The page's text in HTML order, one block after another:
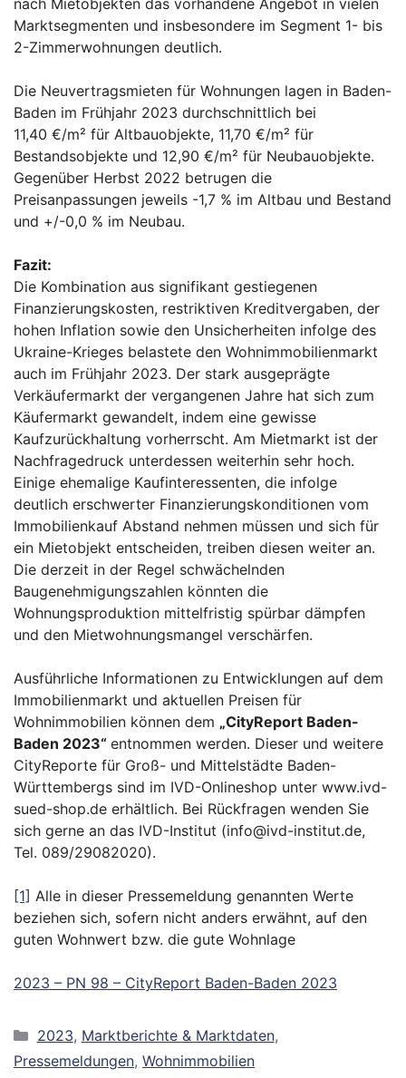
nach Mietobjekten das vorhandene Angebot in vielen
Marktsegmenten und insbesondere im Segment 1- bis
2-Zimmerwohnungen deutlich.
Die Neuvertragsmieten für Wohnungen lagen in Baden-
Baden im Frühjahr 2023 durchschnittlich bei
11,40 €/m² für Altbauobjekte, 11,70 €/m² für
Bestandsobjekte und 12,90 €/m² für Neubauobjekte.
Gegenüber Herbst 2022 betrugen die
Preisanpassungen jeweils -1,7 % im Altbau und Bestand
und +/-0,0 % im Neubau.
Fazit:
Die Kombination aus signifikant gestiegenen
Finanzierungskosten, restriktiven Kreditvergaben, der
hohen Inflation sowie den Unsicherheiten infolge des
Ukraine-Krieges belastete den Wohnimmobilienmarkt
auch im Frühjahr 2023. Der stark ausgeprägte
Verkäufermarkt der vergangenen Jahre hat sich zum
Käufermarkt gewandelt, indem eine gewisse
Kaufzurückhaltung vorherrscht. Am Mietmarkt ist der
Nachfragedruck unterdessen weiterhin sehr hoch.
Einige ehemalige Kaufinteressenten, die infolge
deutlich erschwerter Finanzierungskonditionen vom
Immobilienkauf Abstand nehmen müssen und sich für
ein Mietobjekt entscheiden, treiben diesen weiter an.
Die derzeit in der Regel schwächelnden
Baugenehmigungszahlen könnten die
Wohnungsproduktion mittelfristig spürbar dämpfen
und den Mietwohnungsmangel verschärfen.
Ausführliche Informationen zu Entwicklungen auf dem
Immobilienmarkt und aktuellen Preisen für
Wohnimmobilien können dem „CityReport Baden-
Baden 2023“ entnommen werden. Dieser und weitere
CityReporte für Groß- und Mittelstädte Baden-
Württembergs sind im IVD-Onlineshop unter www.ivd-
sued-shop.de erhältlich. Bei Rückfragen wenden Sie
sich gerne an das IVD-Institut (info@ivd-institut.de,
Tel. 089/29082020).
[1] Alle in dieser Pressemeldung genannten Werte
beziehen sich, sofern nicht anders erwähnt, auf den
guten Wohnwert bzw. die gute Wohnlage
2023 – PN 98 – CityReport Baden-Baden 2023
Kategorien
2023, Marktberichte & Marktdaten,
Pressemeldungen, Wohnimmobilien